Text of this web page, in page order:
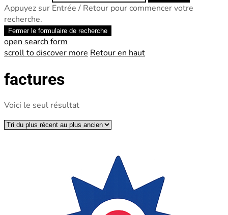
Appuyez sur Entrée / Retour pour commencer votre
recherche.
Fermer le formulaire de recherche
open search form
scroll to discover more Retour en haut
factures
Voici le seul résultat